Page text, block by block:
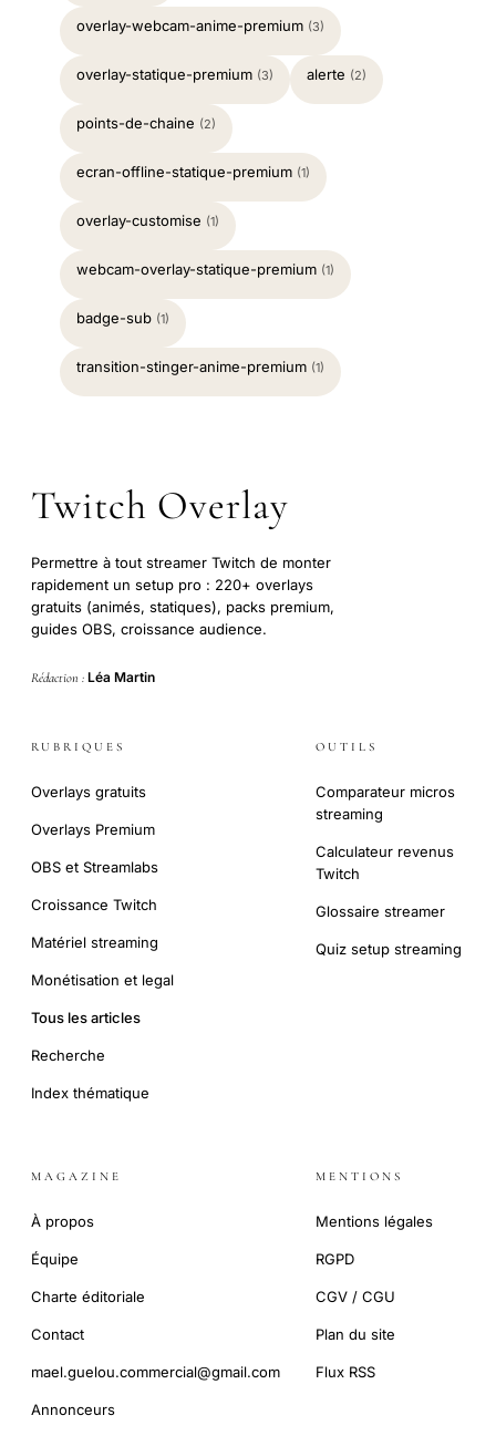
overlay-webcam-anime-premium (3)
overlay-statique-premium (3) alerte (2)
points-de-chaine (2)
ecran-offline-statique-premium (1)
overlay-customise (1)
webcam-overlay-statique-premium (1)
badge-sub (1)
transition-stinger-anime-premium (1)
Twitch Overlay
Permettre à tout streamer Twitch de monter
rapidement un setup pro : 220+ overlays
gratuits (animés, statiques), packs premium,
guides OBS, croissance audience.
Rédaction : Léa Martin
RUBRIQUES
Overlays gratuits
Overlays Premium
OBS et Streamlabs
Croissance Twitch
Matériel streaming
Monétisation et legal
Tous les articles
Recherche
Index thématique
OUTILS
Comparateur micros
streaming
Calculateur revenus
Twitch
Glossaire streamer
Quiz setup streaming
MAGAZINE
À propos
Équipe
Charte éditoriale
Contact
mael.guelou.commercial@gmail.com
Annonceurs
MENTIONS
Mentions légales
RGPD
CGV / CGU
Plan du site
Flux RSS